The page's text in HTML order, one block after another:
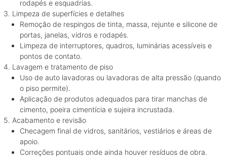
rodapés e esquadrias.
Limpeza de superfícies e detalhes
Remoção de respingos de tinta, massa, rejunte e silicone de
portas, janelas, vidros e rodapés.
Limpeza de interruptores, quadros, luminárias acessíveis e
pontos de contato.
Lavagem e tratamento de piso
Uso de auto lavadoras ou lavadoras de alta pressão (quando
o piso permite).
Aplicação de produtos adequados para tirar manchas de
cimento, poeira cimentícia e sujeira incrustada.
Acabamento e revisão
Checagem final de vidros, sanitários, vestiários e áreas de
apoio.
Correções pontuais onde ainda houver resíduos de obra.